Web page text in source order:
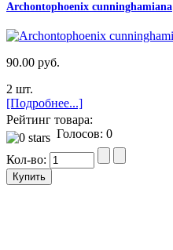
Archontophoenix cunninghamiana
90.00 руб.
2 шт.
[Подробнее...]
Рейтинг товара:
Голосов: 0
Кол-во: